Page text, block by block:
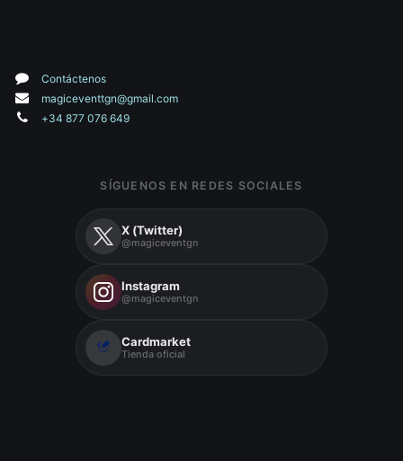
Contáctenos
magiceventtgn@gmail.com
+34 877 076 649
SÍGUENOS EN REDES SOCIALES
X (Twitter)
@magiceventgn
Instagram
@magiceventgn
Cardmarket
Tienda oficial